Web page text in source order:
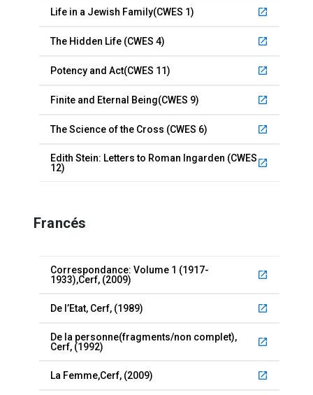
Life in a Jewish Family(CWES 1) launch
The Hidden Life (CWES 4) launch
Potency and Act(CWES 11) launch
Finite and Eternal Being(CWES 9) launch
The Science of the Cross (CWES 6) launch
Edith Stein: Letters to Roman Ingarden (CWES
12)
launch
Francés
Correspondance: Volume 1 (1917-
1933),Cerf, (2009)
launch
De l’Etat, Cerf, (1989) launch
De la personne(fragments/non complet),
Cerf, (1992)
launch
La Femme,Cerf, (2009) launch